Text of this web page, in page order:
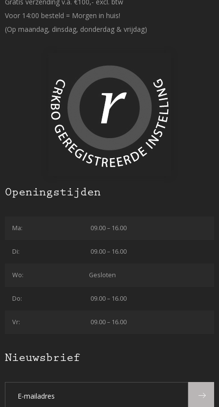
Voor 14:00 besteld = Morgen in huis!
(Op maandag, dinsdag, donderdag & vrijdag)
Openingstijden
Ma: 09.00 – 16.00
Di: 09.00 – 16.00
Wo: Gesloten
Do: 09.00 – 16.00
Vr: 09.00 – 16.00
Nieuwsbrief